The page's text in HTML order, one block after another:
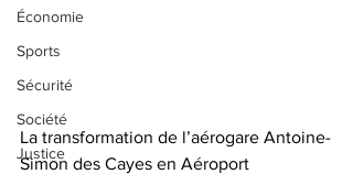
Économie
Sports
Sécurité
Société
Justice
La transformation de l’aérogare Antoine-
Simon des Cayes en Aéroport